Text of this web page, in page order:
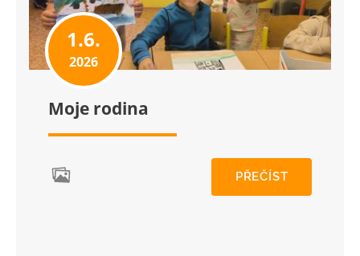
1.6.
2026
Moje rodina
PŘEČÍST